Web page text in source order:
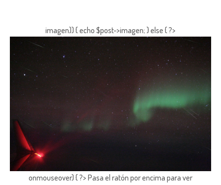
imagen)) { echo $post->imagen; } else { ?>
onmouseover) { ?> Pasa el ratón por encima para ver